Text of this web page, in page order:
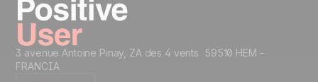
3 avenue Antoine Pinay, ZA des 4 vents 59510 HEM -
FRANCIA